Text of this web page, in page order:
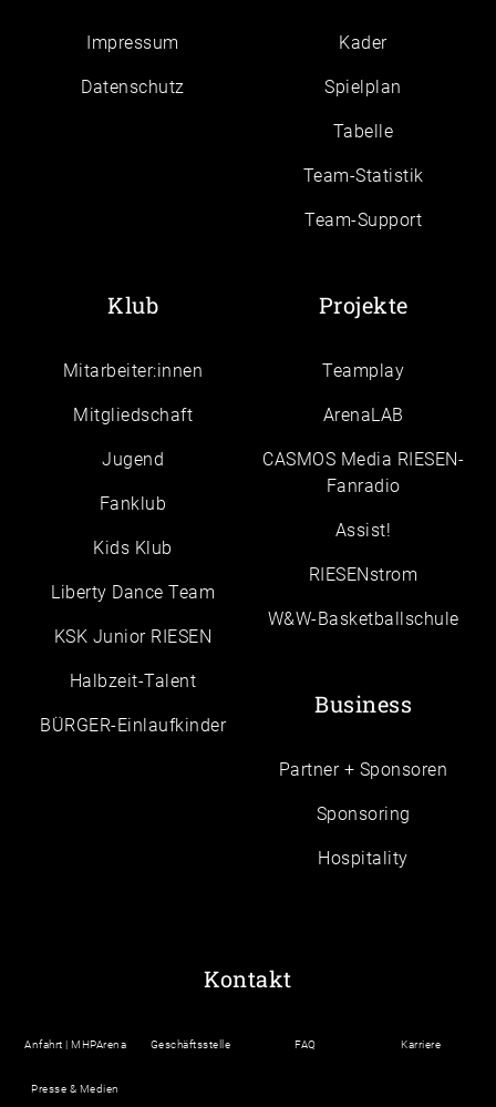
Impressum
Daten­schutz
Kader
Spielplan
Tabelle
Team-Statistik
Team-Support
Klub
Mitarbeiter:innen
Mitgliedschaft
Jugend
Fanklub
Kids Klub
Liberty Dance Team
KSK Junior RIESEN
Halbzeit-Talent
BÜRGER-Einlaufkinder
Projekte
Teamplay
ArenaLAB
CASMOS Media RIESEN-
Fanradio
Assist!
RIESENstrom
W&W-Basketballschule
Business
Partner + Sponsoren
Sponsoring
Hospitality
Kontakt
Anfahrt | MHPArena Geschäftsstelle FAQ Karriere
Presse & Medien